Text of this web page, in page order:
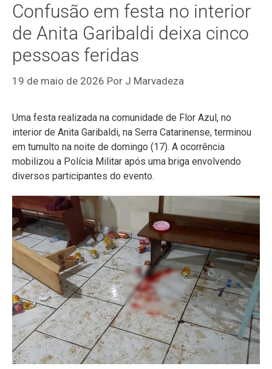
Confusão em festa no interior
de Anita Garibaldi deixa cinco
pessoas feridas
19 de maio de 2026 Por J Marvadeza
Uma festa realizada na comunidade de Flor Azul, no
interior de Anita Garibaldi, na Serra Catarinense, terminou
em tumulto na noite de domingo (17). A ocorrência
mobilizou a Polícia Militar após uma briga envolvendo
diversos participantes do evento.